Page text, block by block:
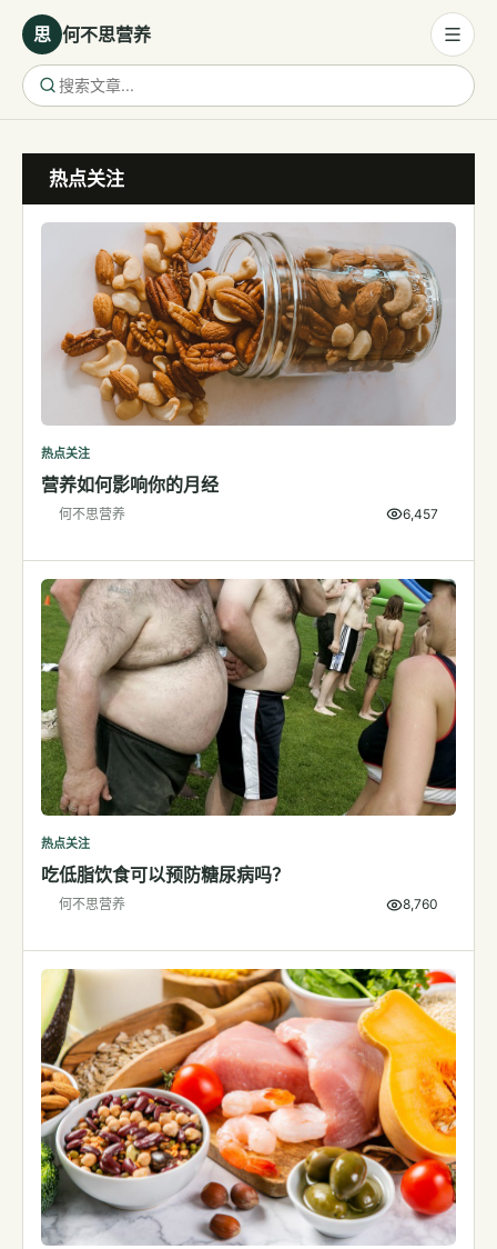
思 何不思营养
营养与饮食
保健食品
代谢健康
生殖健康
运动
睡眠
指标解读
体检与复查
医学百科
视频
视频博客
营养科普视频
热点关注
热点关注
营养如何影响你的月经
何不思营养 6,457
热点关注
吃低脂饮食可以预防糖尿病吗？
何不思营养 8,760